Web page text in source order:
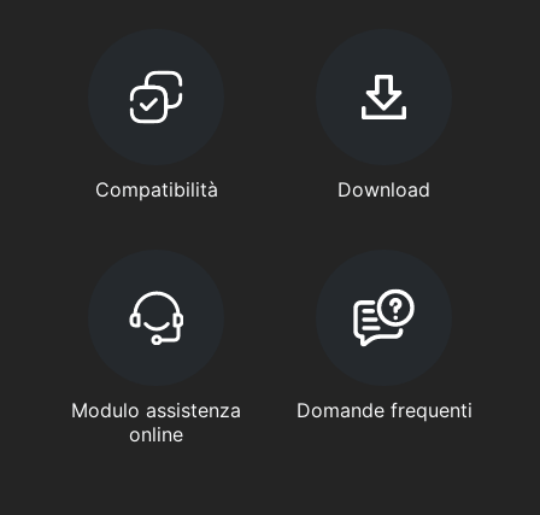
Compatibilità Download
Modulo assistenza
online
Domande frequenti